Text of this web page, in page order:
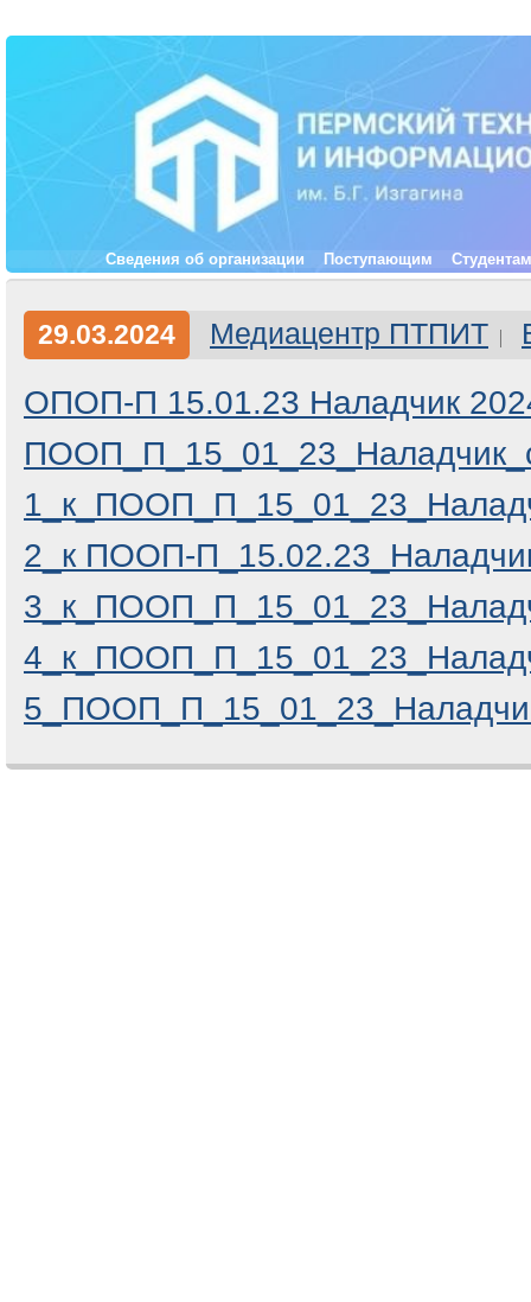
Сведения об организации Поступающим Студентам
29.03.2024 Медиацентр ПТПИТ
ОПОП-П 15.01.23 Наладчик
2_к ПООП-